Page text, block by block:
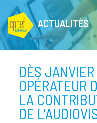
DÈS
OPÉRATEUR
LA
DE
ACTUALITÉS